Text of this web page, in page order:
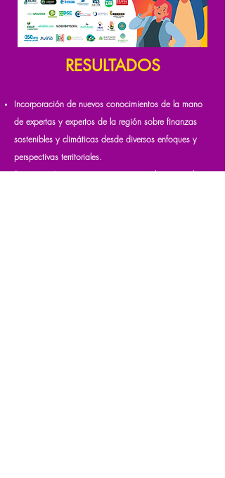
RESULTADOS
Incorporación de nuevos conocimientos de la mano
de expertas y expertos de la región sobre finanzas
sostenibles y climáticas desde diversos enfoques y
perspectivas territoriales.
Participación en procesos internacionales, como la